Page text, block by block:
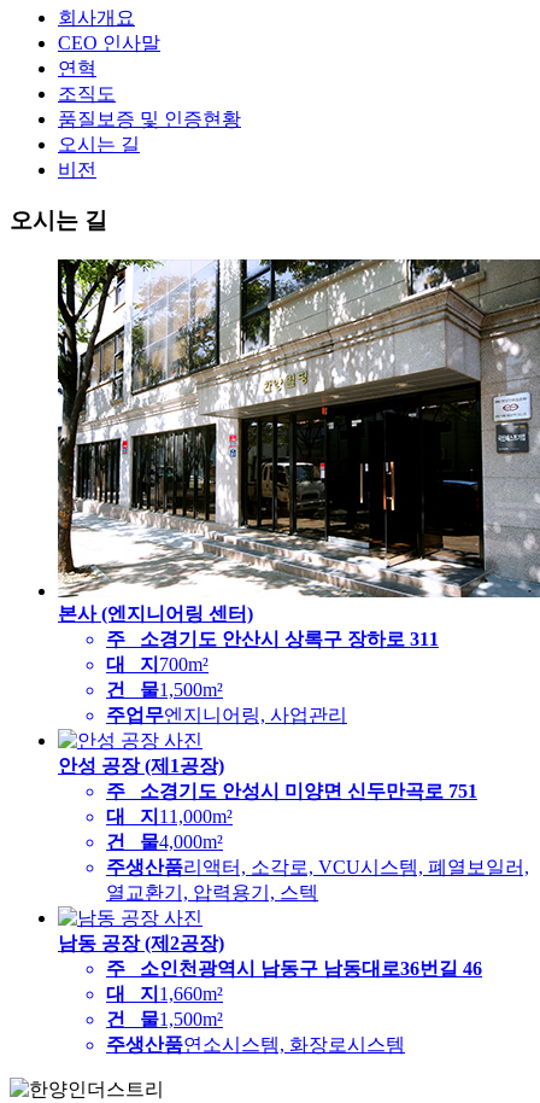
회사개요
CEO 인사말
연혁
조직도
품질보증 및 인증현황
오시는 길
비전
오시는 길
본사 (엔지니어링 센터)
주 소경기도 안산시 상록구 장하로 311
대 지 700m²
건 물1,500m²
주업무엔지니어링, 사업관리
안성 공장 (제1공장)
주 소경기도 안성시 미양면 신두만곡로 751
대 지 11,000m²
건 물4,000m²
주생산품리액터, 소각로, VCU시스템, 폐열보일러,
열교환기, 압력용기, 스텍
남동 공장 (제2공장)
주 소인천광역시 남동구 남동대로36번길 46
대 지 1,660m²
건 물1,500m²
주생산품연소시스템, 화장로시스템